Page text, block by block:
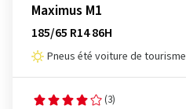
Maximus M1
185/65 R14 86H
Pneus été voiture de tourisme
(3)